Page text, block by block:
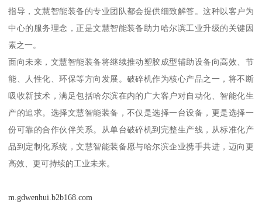
指导，文慧智能装备的专业团队都会提供细致解答。这种以客户为
中心的服务理念，正是文慧智能装备助力哈尔滨工业升级的关键因
素之一。
面向未来，文慧智能装备将继续推动塑胶成型辅助设备向高效、节
能、人性化、环保等方向发展。破碎机作为核心产品之一，将不断
吸收新技术，满足包括哈尔滨在内的广大客户对自动化、智能化生
产的追求。选择文慧智能装备，不仅是选择一台设备，更是选择一
份可靠的合作伙伴关系。从单台破碎机到完整生产线，从标准化产
品到定制化系统，文慧智能装备愿与哈尔滨企业携手共进，迈向更
高效、更可持续的工业未来。
m.gdwenhui.b2b168.com